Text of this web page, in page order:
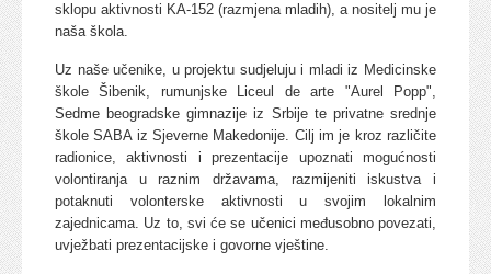
sklopu aktivnosti KA-152 (razmjena mladih), a nositelj mu je
naša škola.
Uz naše učenike, u projektu sudjeluju i mladi iz Medicinske
škole Šibenik, rumunjske Liceul de arte "Aurel Popp",
Sedme beogradske gimnazije iz Srbije te privatne srednje
škole SABA iz Sjeverne Makedonije. Cilj im je kroz različite
radionice, aktivnosti i prezentacije upoznati mogućnosti
volontiranja u raznim državama, razmijeniti iskustva i
potaknuti volonterske aktivnosti u svojim lokalnim
zajednicama. Uz to, svi će se učenici međusobno povezati,
uvježbati prezentacijske i govorne vještine.